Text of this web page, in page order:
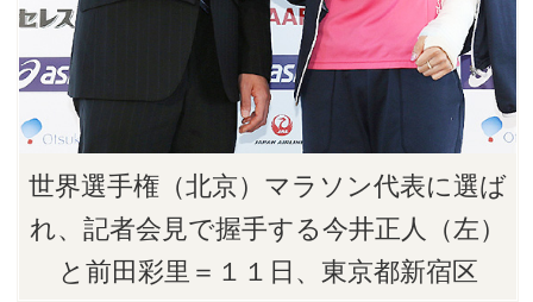
世界選手権（北京）マラソン代表に選ば
れ、記者会見で握手する今井正人（左）
と前田彩里＝１１日、東京都新宿区